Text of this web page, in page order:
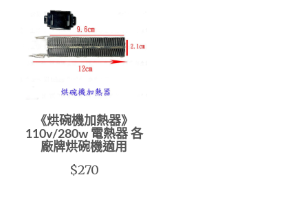
《烘碗機加熱器》
110v/280w 電熱器 各
廠牌烘碗機適用
$270